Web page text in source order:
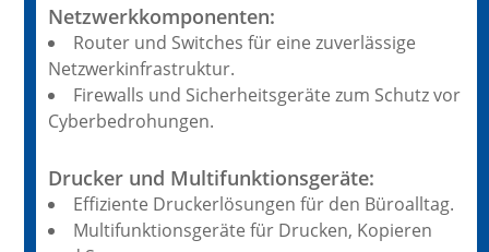
Netzwerkkomponenten:
Router und Switches für eine zuverlässige
Netzwerkinfrastruktur.
Firewalls und Sicherheitsgeräte zum Schutz vor
Cyberbedrohungen.
Drucker und Multifunktionsgeräte:
Effiziente Druckerlösungen für den Büroalltag.
Multifunktionsgeräte für Drucken, Kopieren